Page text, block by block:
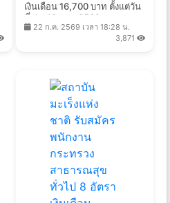
เงินเดือน 16,700 บาท ตั้งแต่วัน
ที่ 4 - 10 ส.ค. 2569
22 ก.ค. 2569 เวลา 18:28 น.
3,871